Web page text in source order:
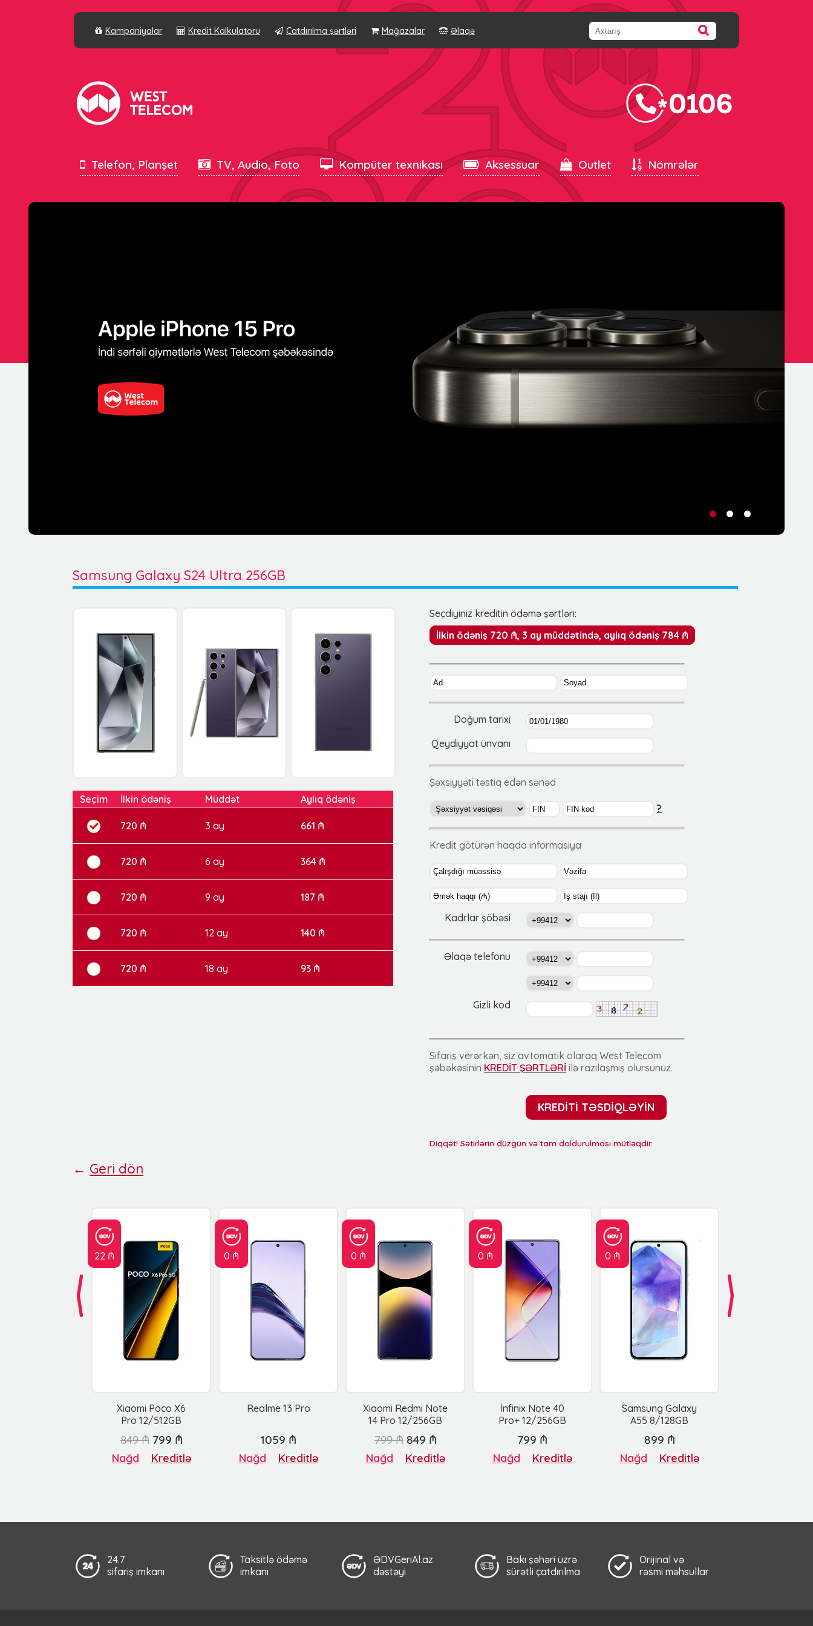
Kampaniyalar Kredit Kalkulatoru Çatdırılma şərtləri Mağazalar Əlaqə
Telefon, Planşet TV, Audio, Foto Kompüter texnikası Aksessuar Outlet Nömrələr
• • •
Samsung Galaxy S24 Ultra 256GB
Seçim İlkin ödəniş Müddət Aylıq ödəniş
720 ₼ 3 ay 661 ₼
720 ₼ 6 ay 364 ₼
720 ₼ 9 ay 187 ₼
720 ₼ 12 ay 140 ₼
720 ₼ 18 ay 93 ₼
Seçdiyiniz kreditin ödəmə şərtləri:
İlkin ödəniş 720 ₼, 3 ay müddətində, aylıq ödəniş 784 ₼
Doğum tarixi
Qeydiyyat ünvanı
Şəxsiyyəti təstiq edən sənəd
?
Kredit götürən haqda informasiya
Kadrlar şöbəsi
Əlaqə telefonu
Gizli kod
Sifariş verərkən, siz avtomatik olaraq West Telecom
şəbəkəsinin KREDİT ŞƏRTLƏRİ ilə razılaşmış olursunuz.
KREDİTİ TƏSDİQLƏYİN
Diqqət! Sətirlərin düzgün və tam doldurulması mütləqdir.
← Geri dön
22 ₼
Xiaomi Poco X6
Pro 12/512GB
0 ₼
Realme 13 Pro
0 ₼
Xiaomi Redmi Note
14 Pro 12/256GB
0 ₼
İnfinix Note 40
Pro+ 12/256GB
0 ₼
Samsung Galaxy
A55 8/128GB
849 ₼ 799 ₼
Nağd Kreditlə
1059 ₼
Nağd Kreditlə
799 ₼ 849 ₼
Nağd Kreditlə
799 ₼
Nağd Kreditlə
899 ₼
Nağd Kreditlə
24.7
sifariş imkanı
Taksitlə ödəmə
imkanı
ƏDVGeriAl.az
dəstəyi
Bakı şəhəri üzrə
sürətli çatdırılma
Orijinal və
rəsmi məhsullar